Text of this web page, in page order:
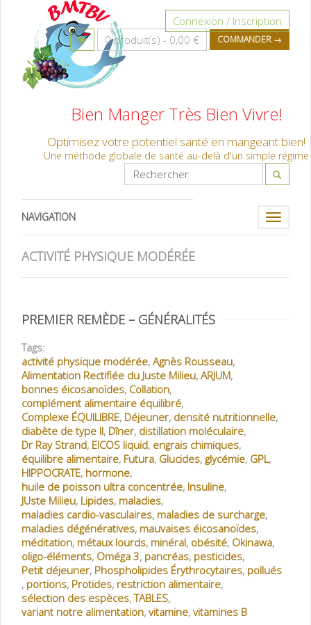
Bien Manger Très Bien Vivre!
Optimisez votre potentiel santé en mangeant bien!
Une méthode globale de santé au-delà d'un simple régime
0 produit(s) - 0,00 € COMMANDER →
Connexion / Inscription
Toggle
NAVIGATION
ACTIVITÉ PHYSIQUE MODÉRÉE
PREMIER REMÈDE – GÉNÉRALITÉS
Tags:
activité physique modérée, Agnès Rousseau,
Alimentation Rectifiée du Juste Milieu, ARJUM,
bonnes éicosanoïdes, Collation,
complément alimentaire équilibré,
Complexe ÉQUILIBRE, Déjeuner, densité nutritionnelle,
diabète de type II, Dîner, distillation moléculaire,
Dr Ray Strand, EICOS liquid, engrais chimiques,
équilibre alimentaire, Futura, Glucides, glycémie, GPL,
HIPPOCRATE, hormone,
huile de poisson ultra concentrée, Insuline,
JUste Milieu, Lipides, maladies,
maladies cardio-vasculaires, maladies de surcharge,
maladies dégénératives, mauvaises éicosanoïdes,
méditation, métaux lourds, minéral, obésité, Okinawa,
oligo-éléments, Oméga 3, pancréas, pesticides,
Petit déjeuner, Phospholipides Érythrocytaires, pollués
, portions, Protides, restriction alimentaire,
sélection des espèces,TABLES,
variant notre alimentation, vitamine, vitamines B